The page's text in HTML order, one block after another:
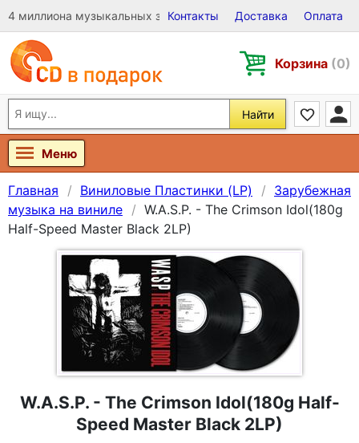
4 миллиона музыкальных записей на Виниле, CD и DVD
Контакты Доставка Оплата
Корзина (0)
Найти
Меню
Главная Виниловые Пластинки (LP)
Зарубежная
музыка на виниле
W.A.S.P. - The Crimson Idol(180g
Half-Speed Master Black 2LP)
W.A.S.P. - The Crimson Idol(180g Half-
Speed Master Black 2LP)